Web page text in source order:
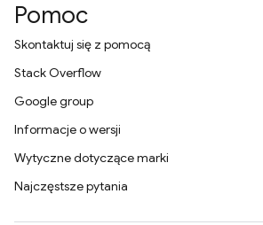
Pomoc
Skontaktuj się z pomocą
Stack Overflow
Google group
Informacje o wersji
Wytyczne dotyczące marki
Najczęstsze pytania